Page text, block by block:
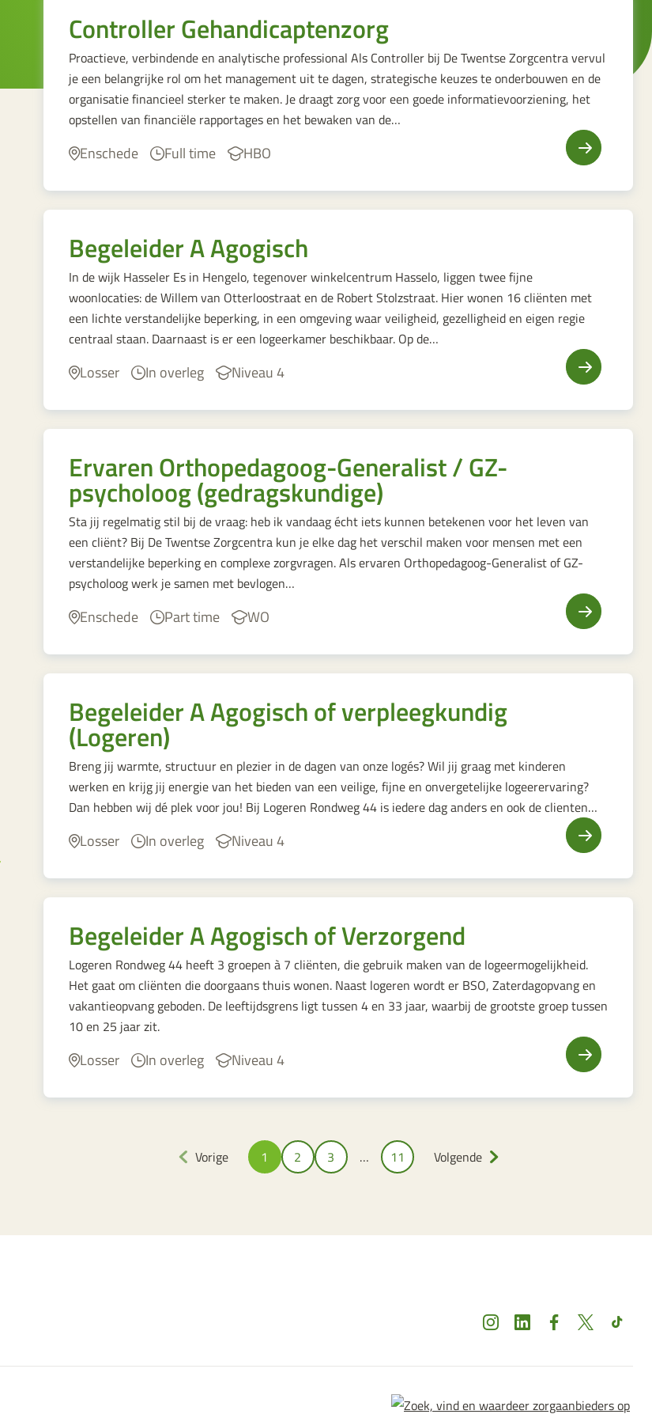
Controller Gehandicaptenzorg
Proactieve, verbindende en analytische professional Als Controller bij De Twentse Zorgcentra vervul
je een belangrijke rol om het management uit te dagen, strategische keuzes te onderbouwen en de
organisatie financieel sterker te maken. Je draagt zorg voor een goede informatievoorziening, het
opstellen van financiële rapportages en het bewaken van de…
Enschede Full time HBO
Begeleider A Agogisch
In de wijk Hasseler Es in Hengelo, tegenover winkelcentrum Hasselo, liggen twee fijne
woonlocaties: de Willem van Otterloostraat en de Robert Stolzstraat. Hier wonen 16 cliënten met
een lichte verstandelijke beperking, in een omgeving waar veiligheid, gezelligheid en eigen regie
centraal staan. Daarnaast is er een logeerkamer beschikbaar. Op de…
Losser In overleg Niveau 4
Ervaren Orthopedagoog-Generalist / GZ-
psycholoog (gedragskundige)
Sta jij regelmatig stil bij de vraag: heb ik vandaag écht iets kunnen betekenen voor het leven van
een cliënt? Bij De Twentse Zorgcentra kun je elke dag het verschil maken voor mensen met een
verstandelijke beperking en complexe zorgvragen. Als ervaren Orthopedagoog-Generalist of GZ-
psycholoog werk je samen met bevlogen…
Enschede Part time WO
Begeleider A Agogisch of verpleegkundig
(Logeren)
Breng jij warmte, structuur en plezier in de dagen van onze logés? Wil jij graag met kinderen
werken en krijg jij energie van het bieden van een veilige, fijne en onvergetelijke logeerervaring?
Dan hebben wij dé plek voor jou! Bij Logeren Rondweg 44 is iedere dag anders en ook de clienten…
Losser In overleg Niveau 4
Begeleider A Agogisch of Verzorgend
Logeren Rondweg 44 heeft 3 groepen à 7 cliënten, die gebruik maken van de logeermogelijkheid.
Het gaat om cliënten die doorgaans thuis wonen. Naast logeren wordt er BSO, Zaterdagopvang en
vakantieopvang geboden. De leeftijdsgrens ligt tussen 4 en 33 jaar, waarbij de grootste groep tussen
10 en 25 jaar zit.
Losser In overleg Niveau 4
Vorige 1 2 3 … 11 Volgende
InstagramLinkedInFacebook
X TikTok